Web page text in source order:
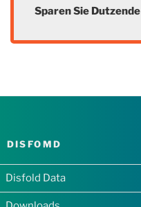
Sparen Sie
DISFOMD
Disfold Data